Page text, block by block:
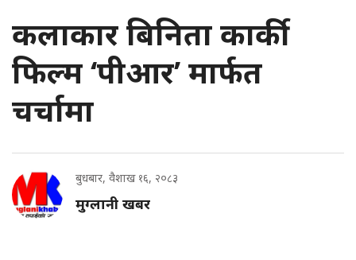
कलाकार बिनिता कार्की
फिल्म ‘पीआर’ मार्फत
चर्चामा
बुधबार, वैशाख १६, २०८३
मुग्लानी खबर